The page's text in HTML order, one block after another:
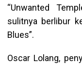
“Unwanted
sulitnya berlibur
Blues”.
Oscar Lolang,